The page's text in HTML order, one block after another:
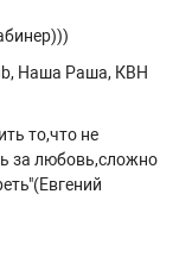
Наша Раша, КВН
то,что не
за любовь,сложно